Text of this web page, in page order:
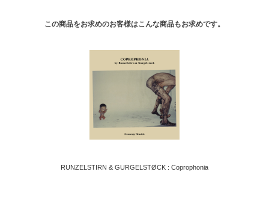
この商品をお求めのお客様はこんな商品もお求めです。
RUNZELSTIRN & GURGELSTØCK : Coprophonia